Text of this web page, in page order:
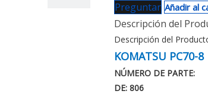
Preguntar Añadir al
Descripción del
Descripción del
KOMATSU PC70-8
NÚMERO DE PARTE:
DE: 806